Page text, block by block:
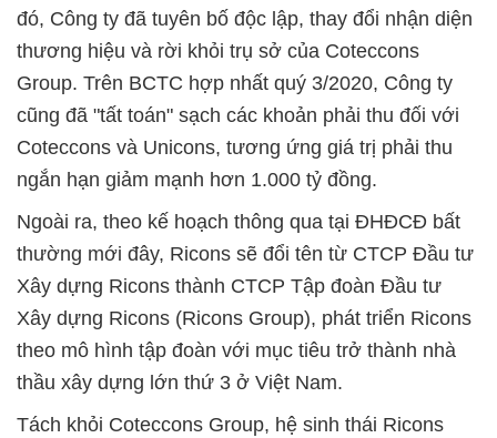
đó, Công ty đã tuyên bố độc lập, thay đổi nhận diện
thương hiệu và rời khỏi trụ sở của Coteccons
Group. Trên BCTC hợp nhất quý 3/2020, Công ty
cũng đã "tất toán" sạch các khoản phải thu đối với
Coteccons và Unicons, tương ứng giá trị phải thu
ngắn hạn giảm mạnh hơn 1.000 tỷ đồng.
Ngoài ra, theo kế hoạch thông qua tại ĐHĐCĐ bất
thường mới đây, Ricons sẽ đổi tên từ CTCP Đầu tư
Xây dựng Ricons thành CTCP Tập đoàn Đầu tư
Xây dựng Ricons (Ricons Group), phát triển Ricons
theo mô hình tập đoàn với mục tiêu trở thành nhà
thầu xây dựng lớn thứ 3 ở Việt Nam.
Tách khỏi Coteccons Group, hệ sinh thái Ricons